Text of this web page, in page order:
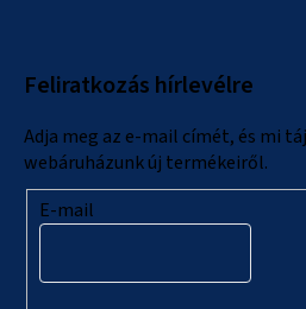
Feliratkozás hírlevélre
Adja meg az e-mail címét, és mi
webáruházunk új termékeiről.
E-mail